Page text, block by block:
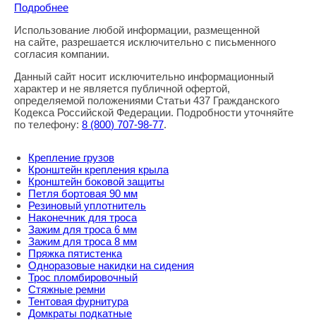
Подробнее
Правовая информация
Использование любой информации, размещенной
на сайте, разрешается исключительно с письменного
согласия компании.
Данный сайт носит исключительно информационный
характер и не является публичной офертой,
определяемой положениями Статьи 437 Гражданского
Кодекса Российской Федерации. Подробности уточняйте
по телефону: 8 (800) 707-98-77.
Крепление грузов
Кронштейн крепления крыла
Кронштейн боковой защиты
Петля бортовая 90 мм
Резиновый уплотнитель
Наконечник для троса
Зажим для троса 6 мм
Зажим для троса 8 мм
Пряжка пятистенка
Одноразовые накидки на сидения
Трос пломбировочный
Стяжные ремни
Тентовая фурнитура
Домкраты подкатные